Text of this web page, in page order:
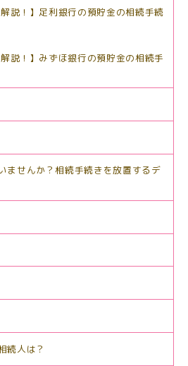
説！】足利銀行の預貯金の相続手続
説！】みずほ銀行の預貯金の相続手
ませんか？相続手続きを放置するデ
続人は？